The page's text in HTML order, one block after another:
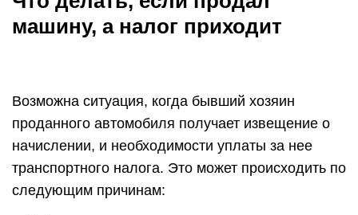
машину, а налог приходит
Возможна ситуация, когда бывший хозяин
проданного автомобиля получает извещение о
начислении, и необходимости уплаты за нее
транспортного налога. Это может происходить по
следующим причинам: